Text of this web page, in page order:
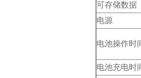
可存储数据
电源
电池操作时
电池充电时